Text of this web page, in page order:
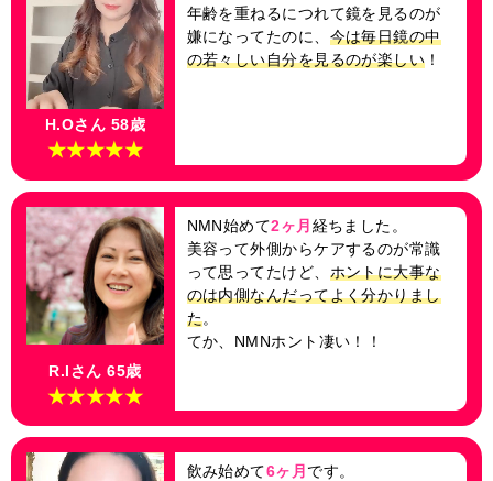
H.Oさん 58歳
★★★★★
年齢を重ねるにつれて鏡を見るのが
嫌になってたのに、 今は毎日鏡の中
の若々しい自分を見るのが楽しい ！
R.Iさん 65歳
★★★★★
NMN始めて2ヶ月経ちました。
美容って外側からケアするのが常識
って思ってたけど、 ホントに大事な
のは内側なんだってよく分かりまし
た。
てか、NMNホント凄い！！
飲み始めて6ヶ月です。